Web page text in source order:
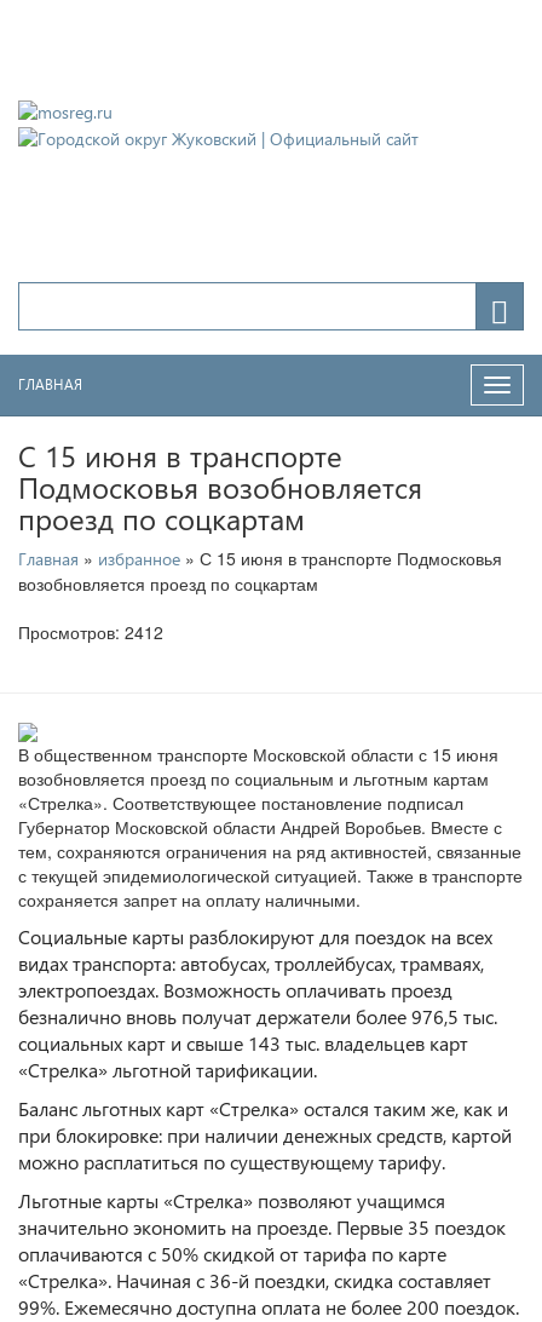
ГЛАВНАЯ
С 15 июня в транспорте
Подмосковья возобновляется
проезд по соцкартам
Главная » избранное » С 15 июня в транспорте Подмосковья
возобновляется проезд по соцкартам
Просмотров: 2412
В общественном транспорте Московской области с 15 июня
возобновляется проезд по социальным и льготным картам
«Стрелка». Соответствующее постановление подписал
Губернатор Московской области Андрей Воробьев. Вместе с
тем, сохраняются ограничения на ряд активностей, связанные
с текущей эпидемиологической ситуацией. Также в транспорте
сохраняется запрет на оплату наличными.
Социальные карты разблокируют для поездок на всех
видах транспорта: автобусах, троллейбусах, трамваях,
электропоездах. Возможность оплачивать проезд
безналично вновь получат держатели более 976,5 тыс.
социальных карт и свыше 143 тыс. владельцев карт
«Стрелка» льготной тарификации.
Баланс льготных карт «Стрелка» остался таким же, как и
при блокировке: при наличии денежных средств, картой
можно расплатиться по существующему тарифу.
Льготные карты «Стрелка» позволяют учащимся
значительно экономить на проезде. Первые 35 поездок
оплачиваются с 50% скидкой от тарифа по карте
«Стрелка». Начиная с 36-й поездки, скидка составляет
99%. Ежемесячно доступна оплата не более 200 поездок.